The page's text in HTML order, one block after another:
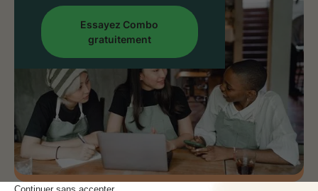
Essayez Combo
gratuitement